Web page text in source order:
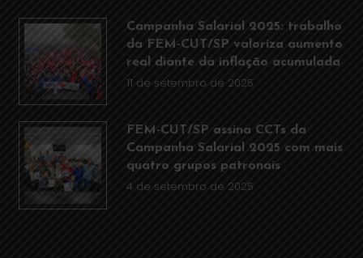
Campanha Salarial 2025: trabalho
da FEM-CUT/SP valoriza aumento
real diante da inflação acumulada
11 de setembro de 2025
FEM-CUT/SP assina CCTs da
Campanha Salarial 2025 com mais
quatro grupos patronais
4 de setembro de 2025